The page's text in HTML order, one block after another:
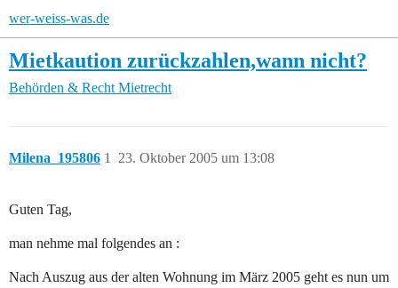
wer-weiss-was.de
Mietkaution zurückzahlen,wann nicht?
Behörden & Recht Mietrecht
Milena_195806 23. Oktober 2005 um 13:08
1
Guten Tag,
man nehme mal folgendes an :
Nach Auszug aus der alten Wohnung im März 2005 geht es nun um